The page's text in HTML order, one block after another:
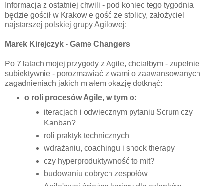
Informacja z ostatniej chwili - pod koniec tego tygodnia
będzie gościł w Krakowie gość ze stolicy, założyciel
najstarszej polskiej grupy Agilowej:
Marek Kirejczyk - Game Changers
Po 7 latach mojej przygody z Agile, chciałbym - zupełnie
subiektywnie - porozmawiać z wami o zaawansowanych
zagadnieniach jakich miałem okazję dotknąć:
o roli procesów Agile, w tym o:
iteracjach i odwiecznym pytaniu Scrum czy
Kanban?
roli praktyk technicznych
wdrażaniu, coachingu i shock therapy
czy hyperproduktywność to mit?
budowaniu dobrych zespołów